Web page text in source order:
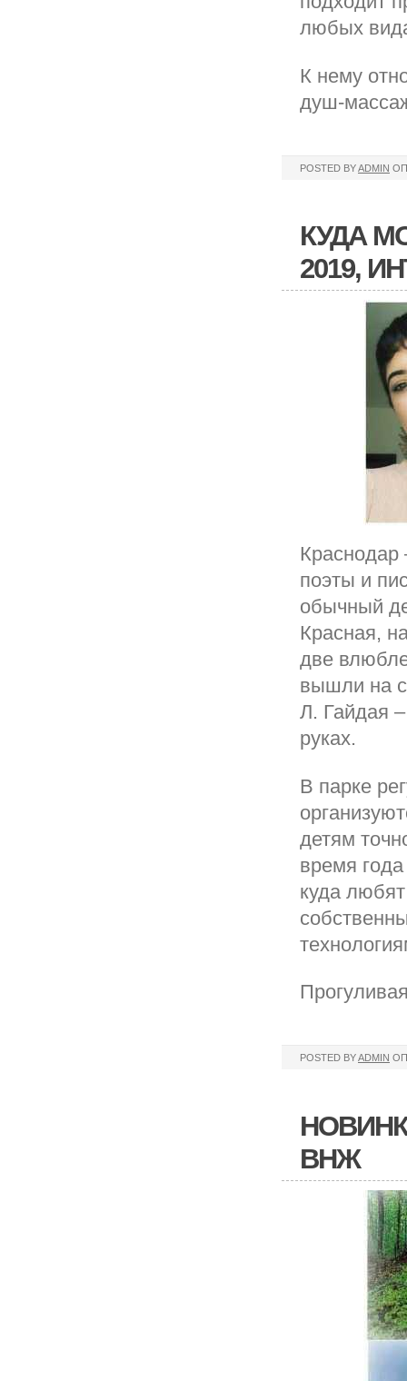
любых
К нему
душ-
POSTED BYADMIN
КУДА
2019,
Краснодар
поэты и
обычный
Красная,
две
вышли на
Л. Гайдая
руках.
В парке
детям
время
куда
POSTED BYADMIN
ВНЖ